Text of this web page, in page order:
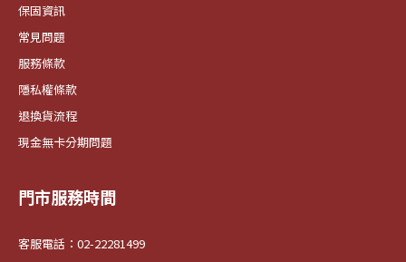
保固資訊
常見問題
服務條款
隱私權條款
退換貨流程
現金無卡分期問題
門市服務時間
客服電話：02-22281499